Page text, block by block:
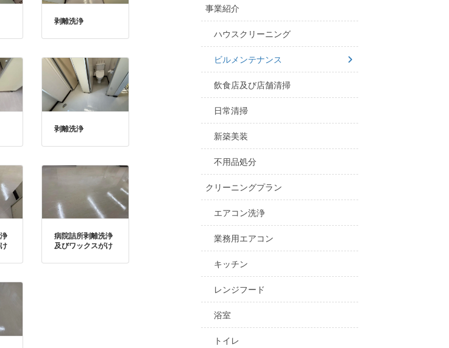
剥離洗浄
剥離洗浄
病院詰所剥離洗浄
及びワックスがけ
事業紹介
ハウスクリーニング
ビルメンテナンス
飲食店及び店舗清掃
日常清掃
新築美装
不用品処分
クリーニングプラン
エアコン洗浄
業務用エアコン
キッチン
レンジフード
浴室
トイレ